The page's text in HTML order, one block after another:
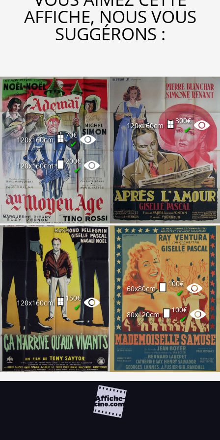
AFFICHE, NOUS VOUS
SUGGÉRONS :
120x160cm
70€
✔
120x160cm
200€
✔
120x160cm
300€
✔
120x160cm
150€
✔
60x80cm
100€
✔
80x120cm
100€
✔